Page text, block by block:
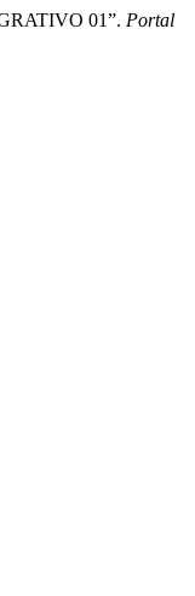
01”. Portal